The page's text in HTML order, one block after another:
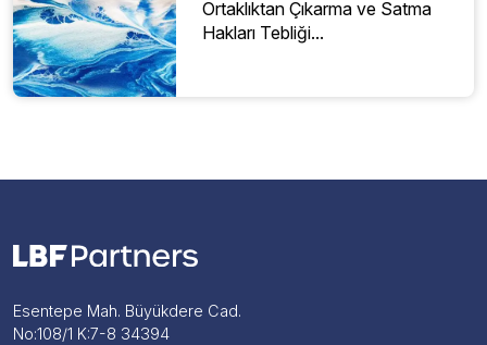
Ortaklıktan Çıkarma ve Satma
Hakları Tebliği...
Esentepe Mah. Büyükdere Cad.
No:108/1 K:7-8 34394